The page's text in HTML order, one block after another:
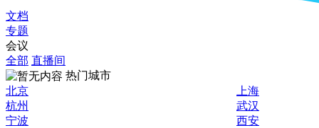
文档
专题
会议
全部 直播间
热门城市
北京
上海
杭州
武汉
宁波
西安